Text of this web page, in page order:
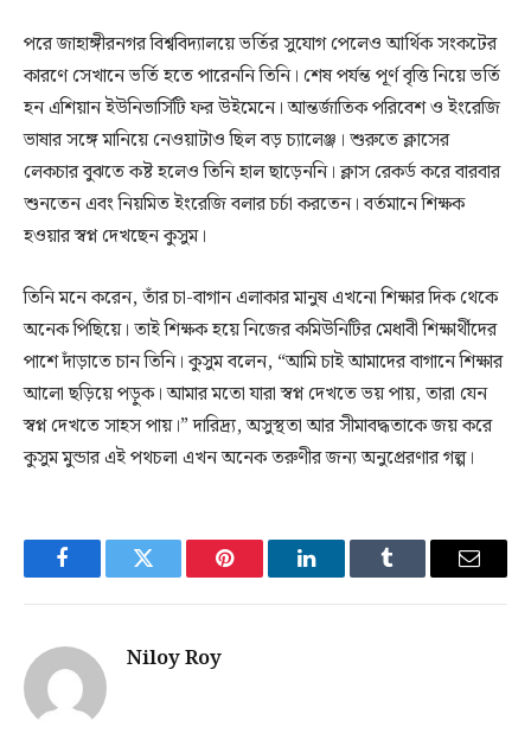
পরে জাহাঙ্গীরনগর বিশ্ববিদ্যালয়ে ভর্তির সুযোগ পেলেও আর্থিক সংকটের
কারণে সেখানে ভর্তি হতে পারেননি তিনি। শেষ পর্যন্ত পূর্ণ বৃত্তি নিয়ে ভর্তি
হন এশিয়ান ইউনিভার্সিটি ফর উইমেনে। আন্তর্জাতিক পরিবেশ ও ইংরেজি
ভাষার সঙ্গে মানিয়ে নেওয়াটাও ছিল বড় চ্যালেঞ্জ। শুরুতে ক্লাসের
লেকচার বুঝতে কষ্ট হলেও তিনি হাল ছাড়েননি। ক্লাস রেকর্ড করে বারবার
শুনতেন এবং নিয়মিত ইংরেজি বলার চর্চা করতেন। বর্তমানে শিক্ষক
হওয়ার স্বপ্ন দেখছেন কুসুম।
তিনি মনে করেন, তাঁর চা-বাগান এলাকার মানুষ এখনো শিক্ষার দিক থেকে
অনেক পিছিয়ে। তাই শিক্ষক হয়ে নিজের কমিউনিটির মেধাবী শিক্ষার্থীদের
পাশে দাঁড়াতে চান তিনি। কুসুম বলেন, “আমি চাই আমাদের বাগানে শিক্ষার
আলো ছড়িয়ে পড়ুক। আমার মতো যারা স্বপ্ন দেখতে ভয় পায়, তারা যেন
স্বপ্ন দেখতে সাহস পায়।” দারিদ্র্য, অসুস্থতা আর সীমাবদ্ধতাকে জয় করে
কুসুম মুন্ডার এই পথচলা এখন অনেক তরুণীর জন্য অনুপ্রেরণার গল্প।
FacebookTwitter Pinterest LinkedInTumblr Email
Niloy Roy